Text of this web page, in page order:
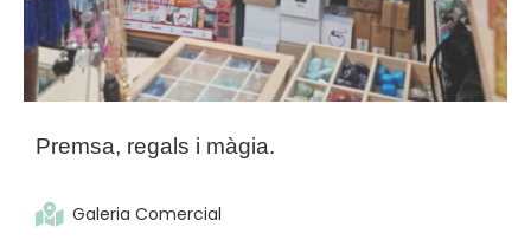
Premsa, regals i màgia.
Galeria Comercial